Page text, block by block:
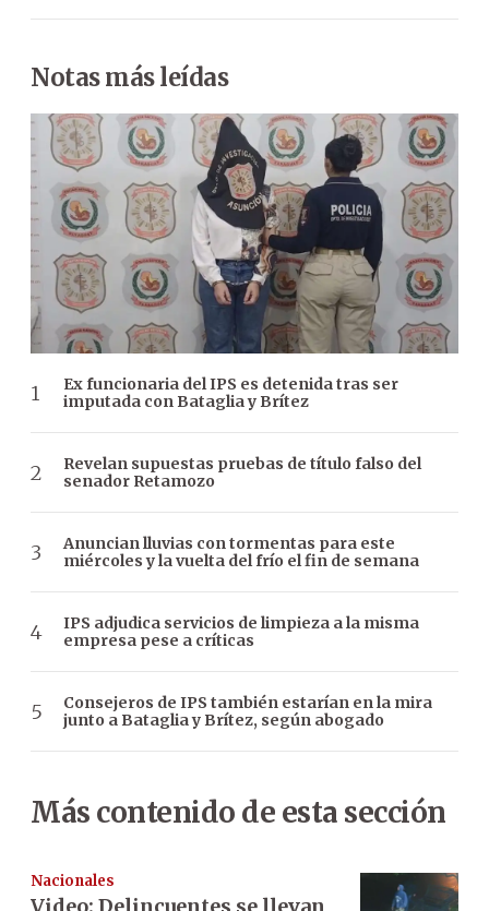
Notas más leídas
Ex funcionaria del IPS es detenida tras ser
imputada con Bataglia y Brítez
Revelan supuestas pruebas de título falso del
senador Retamozo
Anuncian lluvias con tormentas para este
miércoles y la vuelta del frío el fin de semana
IPS adjudica servicios de limpieza a la misma
empresa pese a críticas
Consejeros de IPS también estarían en la mira
junto a Bataglia y Brítez, según abogado
Más contenido de esta sección
Nacionales